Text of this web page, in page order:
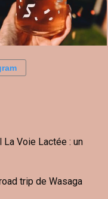
Voie Lactée : un
trip de Wasaga